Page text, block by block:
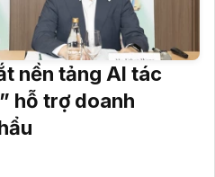
nền tảng AI tác
hỗ trợ doanh